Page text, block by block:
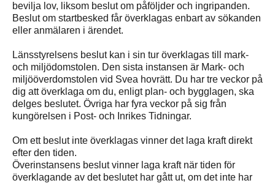
bevilja lov, liksom beslut om påföljder och ingripanden.
Beslut om startbesked får överklagas enbart av sökanden
eller anmälaren i ärendet.
Länsstyrelsens beslut kan i sin tur överklagas till mark-
och miljödomstolen. Den sista instansen är Mark- och
miljööverdomstolen vid Svea hovrätt. Du har tre veckor på
dig att överklaga om du, enligt plan- och bygglagen, ska
delges beslutet. Övriga har fyra veckor på sig från
kungörelsen i Post- och Inrikes Tidningar.
Om ett beslut inte överklagas vinner det laga kraft direkt
efter den tiden.
Överinstansens beslut vinner laga kraft när tiden för
överklagande av det beslutet har gått ut, om det inte har